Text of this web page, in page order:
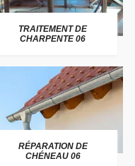
TRAITEMENT DE
CHARPENTE 06
RÉPARATION DE
CHÉNEAU 06